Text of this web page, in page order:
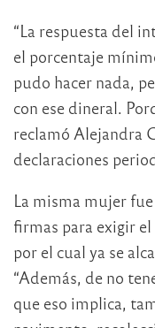
“La respuesta del
el porcentaje
pudo hacer nada,
con ese dineral.
reclamó Alejandra
declaraciones
La misma mujer
firmas para exigir
por el cual ya se
“Además, de no
que eso implica,